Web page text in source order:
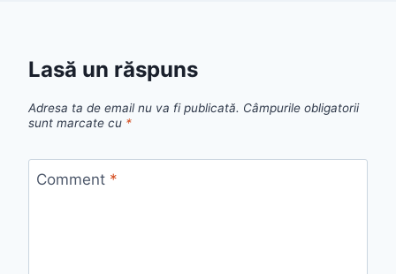
Lasă un răspuns
Adresa ta de email nu va fi publicată. Câmpurile obligatorii
sunt marcate cu *
Comment *